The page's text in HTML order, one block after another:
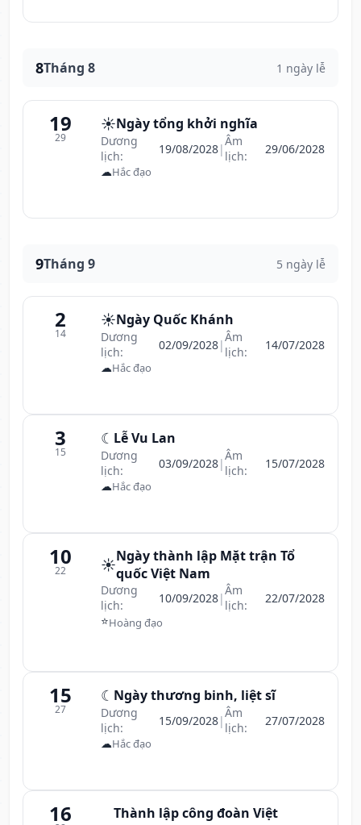
8Tháng 8 1 ngày lễ
19
29
☀️Ngày tổng khởi nghĩa
Dương
lịch:
19/08/2028|Âm
lịch:
29/06/2028
☁Hắc đạo
9Tháng 9 5 ngày lễ
2
14
☀️Ngày Quốc Khánh
Dương
lịch:
02/09/2028|Âm
lịch:
14/07/2028
☁Hắc đạo
3
15
☾ Lễ Vu Lan
Dương
lịch:
03/09/2028|Âm
lịch:
15/07/2028
☁Hắc đạo
10
22 ☀️Ngày thành lập Mặt trận Tổ
quốc Việt Nam
Dương
lịch:
10/09/2028|Âm
lịch:
22/07/2028
⭐Hoàng đạo
15
27
☾ Ngày thương binh, liệt sĩ
Dương
lịch:
15/09/2028|Âm
lịch:
27/07/2028
☁Hắc đạo
16
Thành lập công đoàn Việt